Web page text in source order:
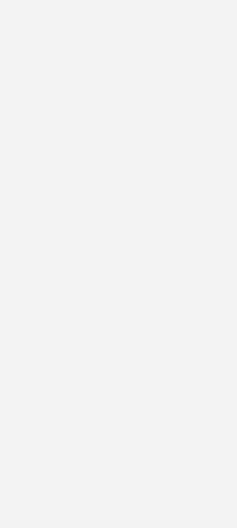
Wärmepumpe
der Eigenanteil bei den
11 200 Euro und damit
Gas-Heizung mit
aufzubringen ist. ■
20/7619
Novelle-2024 wird im
vom 26. September
voran. Sie unterstützt
Hauseigentümer